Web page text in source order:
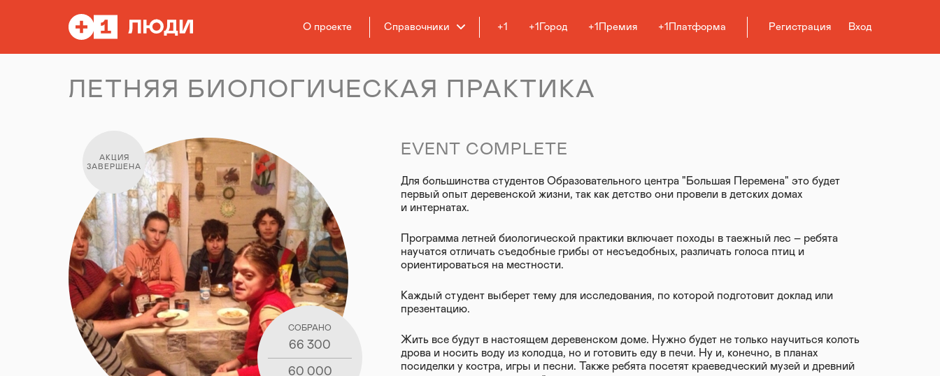
О проекте Справочники +1 +1Город +1Премия +1Платформа Регистрация Вход
ЛЕТНЯЯ БИОЛОГИЧЕСКАЯ ПРАКТИКА
АКЦИЯ
ЗАВЕРШЕНА
СОБРАНО
66 300
60 000
EVENT COMPLETE
Для большинства студентов Образовательного центра "Большая Перемена" это будет
первый опыт деревенской жизни, так как детство они провели в детских домах
и интернатах.
Программа летней биологической практики включает походы в таежный лес – ребята
научатся отличать съедобные грибы от несъедобных, различать голоса птиц и
ориентироваться на местности.
Каждый студент выберет тему для исследования, по которой подготовит доклад или
презентацию.
Жить все будут в настоящем деревенском доме. Нужно будет не только научиться колоть
дрова и носить воду из колодца, но и готовить еду в печи. Ну и, конечно, в планах
посиделки у костра, игры и песни. Также ребята посетят краеведческий музей и древний